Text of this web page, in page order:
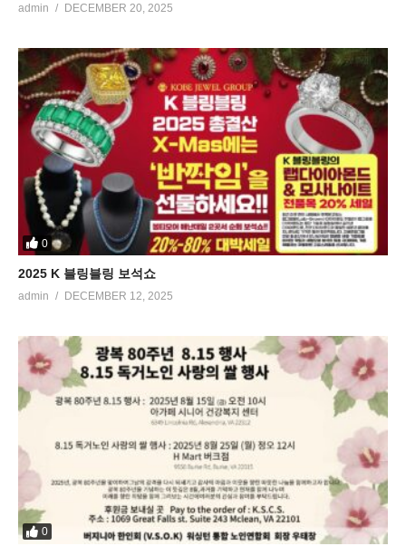
admin DECEMBER 20, 2025
0
2025 K 블링블링 보석쇼
admin DECEMBER 12, 2025
0